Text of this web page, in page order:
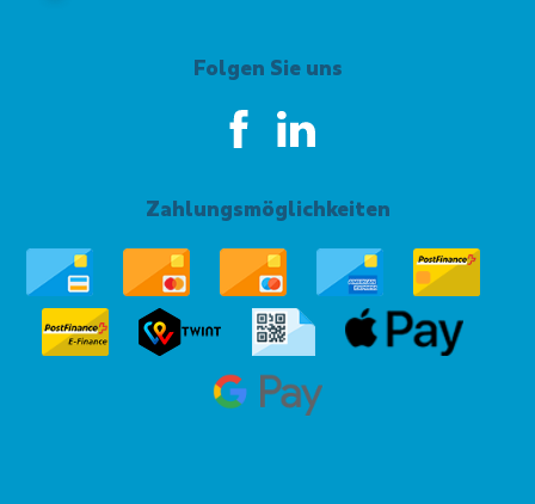
Folgen Sie uns
Zahlungsmöglichkeiten